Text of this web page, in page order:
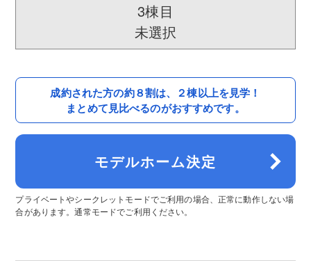
3棟目
未選択
成約された方の約８割は、 ２棟以上を見学！
まとめて見比べるのがおすすめです。
モデルホーム決定
プライベートやシークレットモードでご利用の場合、正常に動作しない場
合があります。通常モードでご利用ください。